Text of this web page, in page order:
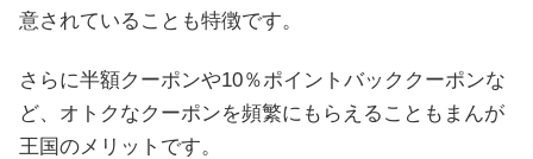
意されていることも特徴です。
さらに半額クーポンや10％ポイントバッククーポンな
ど、オトクなクーポンを頻繁にもらえることもまんが
王国のメリットです。